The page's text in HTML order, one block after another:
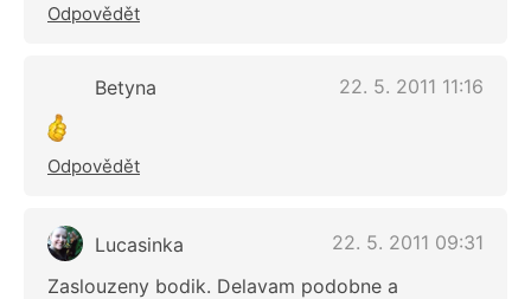
Odpovědět
Betyna 22. 5. 2011 11:16
Odpovědět
Lucasinka
22. 5. 2011 09:31
Zaslouzeny bodik. Delavam podobne a